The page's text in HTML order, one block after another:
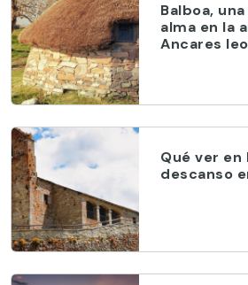
Balboa,
alma en la
Ancares
Qué ver en
descanso